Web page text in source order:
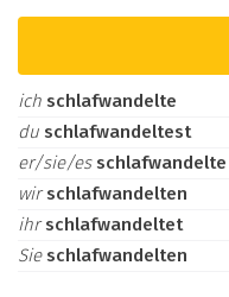
ich schlafwandelte
du schlafwandeltest
er/sie/es schlafwandelte
wirschlafwandelten
ihrschlafwandeltet
Sie schlafwandelten